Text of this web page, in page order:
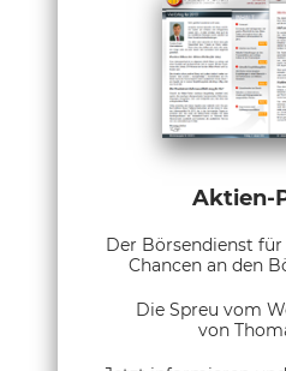
Aktien-
Der Börsendienst
Chancen an den
Die Spreu vom
von